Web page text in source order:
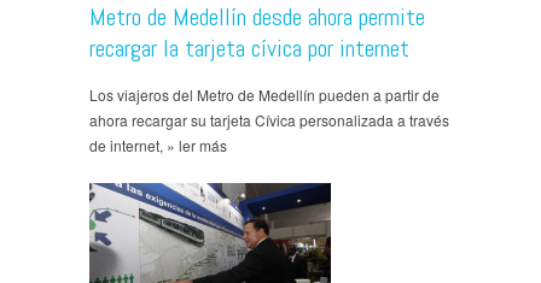
Metro de Medellín desde ahora permite
recargar la tarjeta cívica por internet
Los viajeros del Metro de Medellín pueden a partir de
ahora recargar su tarjeta Cívica personalizada a través
de internet, » ler más